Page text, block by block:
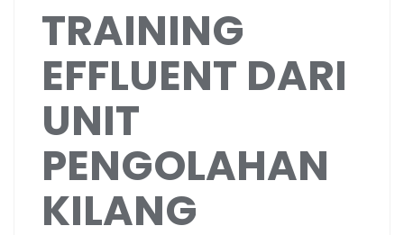
TRAINING
EFFLUENT DARI
UNIT
PENGOLAHAN
KILANG